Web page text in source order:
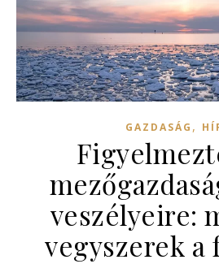
GAZDASÁG ,
veszélyeire:
vegyszerek a